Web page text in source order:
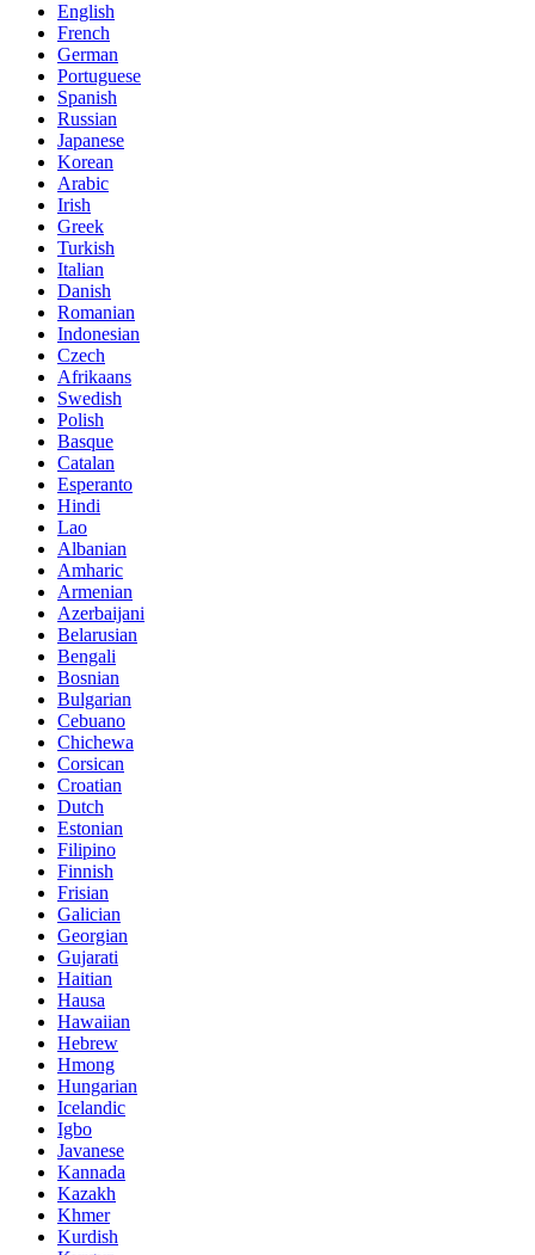
English
French
German
Portuguese
Spanish
Russian
Japanese
Korean
Arabic
Irish
Greek
Turkish
Italian
Danish
Romanian
Indonesian
Czech
Afrikaans
Swedish
Polish
Basque
Catalan
Esperanto
Hindi
Lao
Albanian
Amharic
Armenian
Azerbaijani
Belarusian
Bengali
Bosnian
Bulgarian
Cebuano
Chichewa
Corsican
Croatian
Dutch
Estonian
Filipino
Finnish
Frisian
Galician
Georgian
Gujarati
Haitian
Hausa
Hawaiian
Hebrew
Hmong
Hungarian
Icelandic
Igbo
Javanese
Kannada
Kazakh
Khmer
Kurdish